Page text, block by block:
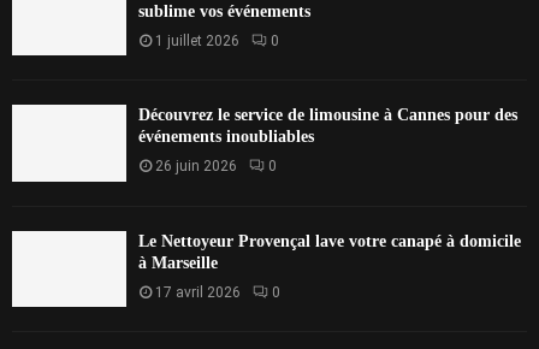
sublime vos événements
1 juillet 2026 0
Découvrez le service de limousine à Cannes pour des
événements inoubliables
26 juin 2026 0
Le Nettoyeur Provençal lave votre canapé à domicile
à Marseille
17 avril 2026 0